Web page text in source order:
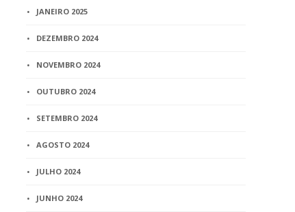
JANEIRO 2025
DEZEMBRO 2024
NOVEMBRO 2024
OUTUBRO 2024
SETEMBRO 2024
AGOSTO 2024
JULHO 2024
JUNHO 2024